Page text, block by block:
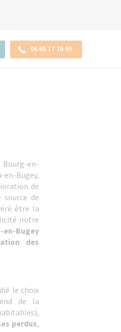
06 65 17 70 99
Bourg-en-
en-Bugey,
de
de
être la
notre
Bugey
des
le choix
de la
perdus,